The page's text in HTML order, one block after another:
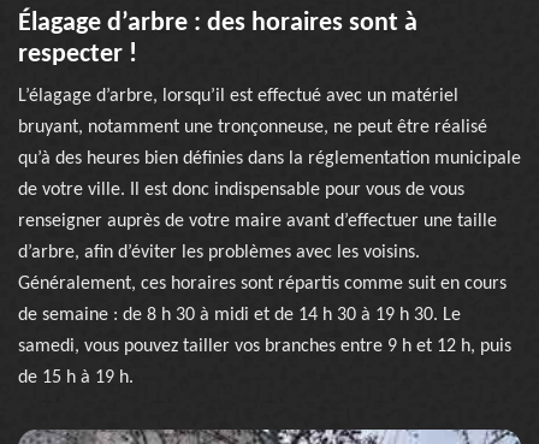
Élagage d’arbre : des horaires sont à
respecter !
L’élagage d’arbre, lorsqu’il est effectué avec un matériel
bruyant, notamment une tronçonneuse, ne peut être réalisé
qu’à des heures bien définies dans la réglementation municipale
de votre ville. Il est donc indispensable pour vous de vous
renseigner auprès de votre maire avant d’effectuer une taille
d’arbre, afin d’éviter les problèmes avec les voisins.
Généralement, ces horaires sont répartis comme suit en cours
de semaine : de 8 h 30 à midi et de 14 h 30 à 19 h 30. Le
samedi, vous pouvez tailler vos branches entre 9 h et 12 h, puis
de 15 h à 19 h.